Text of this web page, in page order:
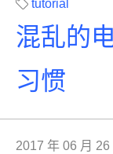
tutorial
混乱的
习惯
2017 年 06 月